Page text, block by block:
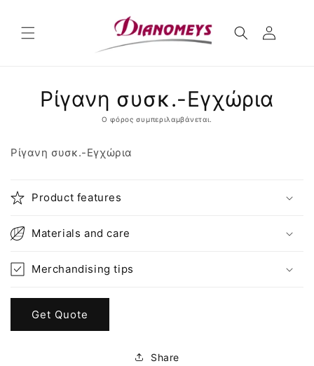
περιεχόμενο
πληροφορίες
Ρίγανη συσκ.-Εγχώρια
Ο φόρος συμπεριλαμβάνεται.
Ρίγανη συσκ.-Εγχώρια
Product features
Materials and care
Merchandising tips
Get Quote
Share